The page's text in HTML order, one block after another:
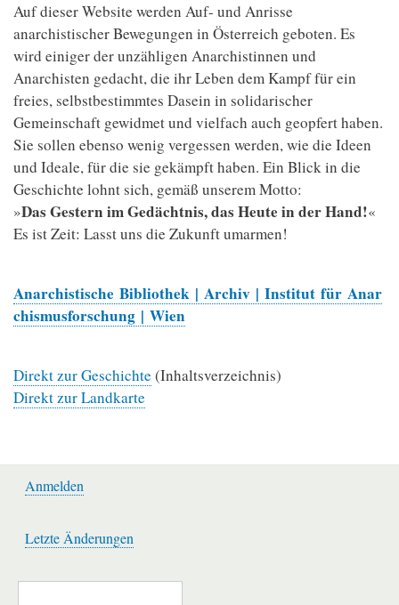
Auf dieser Website werden Auf- und Anrisse
anarchistischer Bewegungen in Österreich geboten. Es
wird einiger der unzähligen Anarchistinnen und
Anarchisten gedacht, die ihr Leben dem Kampf für ein
freies, selbstbestimmtes Dasein in solidarischer
Gemeinschaft gewidmet und vielfach auch geopfert haben.
Sie sollen ebenso wenig vergessen werden, wie die Ideen
und Ideale, für die sie gekämpft haben. Ein Blick in die
Geschichte lohnt sich, gemäß unserem Motto:
»Das Gestern im Gedächtnis, das Heute in der Hand!«
Es ist Zeit: Lasst uns die Zukunft umarmen!
Anarchistische Bibliothek | Archiv | Institut für Anar
chismusforschung | Wien
Direkt zur Geschichte (Inhaltsverzeichnis)
Direkt zur Landkarte
Benutzermenü
Anmelden
Werkzeuge
Letzte Änderungen
Suche